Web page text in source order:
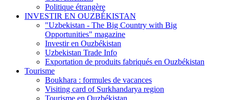
Politique étrangère
INVESTIR EN OUZBÉKISTAN
"Uzbekistan - The Big Country with Big
Opportunities" magazine
Investir en Ouzbékistan
Uzbekistan Trade Info
Exportation de produits fabriqués en Ouzbékistan
Tourisme
Boukhara : formules de vacances
Visiting card of Surkhandarya region
Tourisme en Ouzbékistan